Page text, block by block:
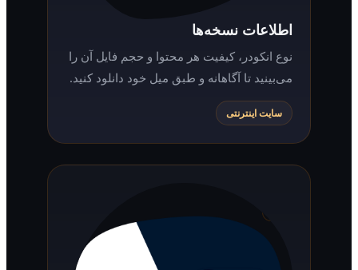
اطلاعات نسخه‌ها
نوع انکودر، کیفیت هر محتوا و حجم فایل آن را
می‌بینید تا آگاهانه و طبق میل خود دانلود کنید.
سایت اینترنتی